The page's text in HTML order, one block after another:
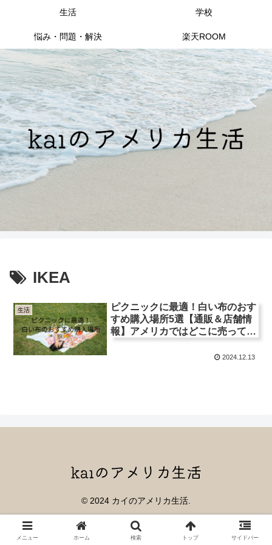
生活 学校
悩み・問題・解決 楽天ROOM
IKEA
生活
ピクニックに最適！白い布のおす
すめ購入場所5選【通販＆店舗情
報】アメリカではどこに売って
る？
2024.12.13
© 2024 カイのアメリカ生活.
メニュー ホーム 検索 トップ サイドバー